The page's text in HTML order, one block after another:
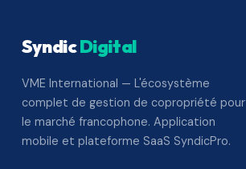
SyndicDigital
VME International — L'écosystème
complet de gestion de copropriété pour
le marché francophone. Application
mobile et plateforme SaaS SyndicPro.